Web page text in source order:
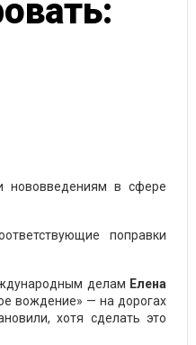
нововведениям в сфере
поправки
делам Елена
вождение» — на дорогах
хотя сделать это